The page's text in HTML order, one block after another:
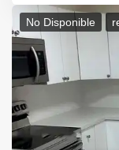
No Disponible